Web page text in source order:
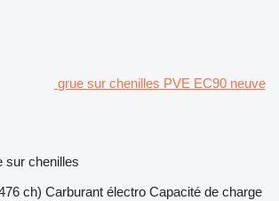
grue sur chenilles PVE EC90 neuve
sur chenilles
ch) Carburant électro Capacité de charge